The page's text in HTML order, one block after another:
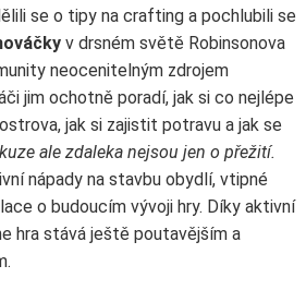
se o tipy na crafting a pochlubili se
v drsném světě Robinsonova
neocenitelným zdrojem
jim ochotně poradí, jak si co nejlépe
jak si zajistit potravu a jak se
ale zdaleka nejsou jen o přežití.
nápady na stavbu obydlí, vtipné
o budoucím vývoji hry. Díky aktivní
hra stává ještě poutavějším a